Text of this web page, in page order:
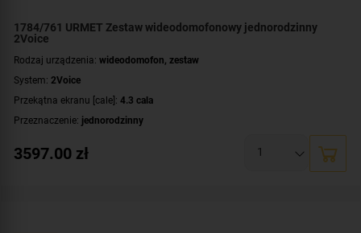
1784/761 URMET Zestaw wideodomofonowy jednorodzinny
2Voice
Rodzaj urządzenia: wideodomofon, zestaw
System: 2Voice
Przekątna ekranu [cale]: 4.3 cala
Przeznaczenie: jednorodzinny
Zawartość zestawu:
zasilacz
3597.00 zł